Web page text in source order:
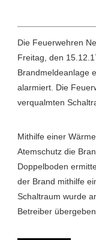
Die Feuerwehren
Freitag, den
Brandmeldeanlage
alarmiert. Die
verqualmten
Mithilfe einer
Atemschutz die
Doppelboden
der Brand mithilfe
Schaltraum wurde
Betreiber übergeben.